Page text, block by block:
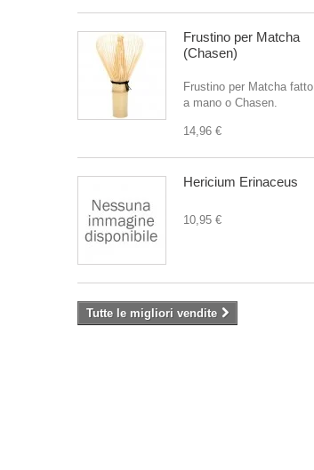
Frustino per Matcha
(Chasen)
Frustino per Matcha fatto
a mano o Chasen.
14,96 €
Hericium Erinaceus
10,95 €
Tutte le migliori vendite